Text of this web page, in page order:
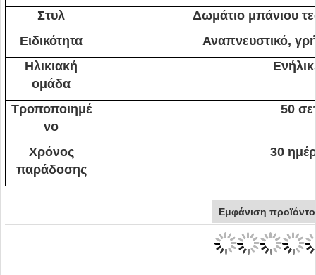
Στυλ
Δωμάτιο μπάνιου
Ειδικότητα
Αναπνευστικό,
Ηλικιακή
ομάδα
Τροποποιημέ
νο
50
Χρόνος
παράδοσης
30
Εμφάνιση